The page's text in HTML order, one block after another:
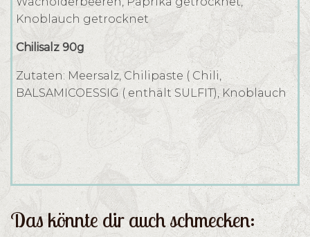
Knoblauch getrocknet
Chilisalz 90g
Zutaten: Meersalz, Chilipaste ( Chili,
BALSAMICOESSIG ( enthält SULFIT), Knoblauch
Das könnte dir auch schmecken: